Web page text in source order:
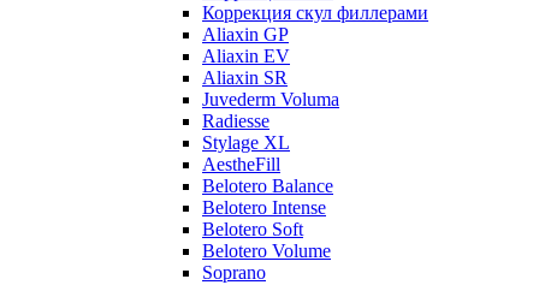
Коррекция скул филлерами
Aliaxin GP
Aliaxin EV
Aliaxin SR
Juvederm Voluma
Radiesse
Stylage XL
AestheFill
Belotero Balance
Belotero Intense
Belotero Soft
Belotero Volume
Soprano